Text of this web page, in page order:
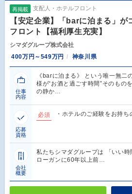
再掲載 支配人・ホテルフロント
【安定企業】「barに泊まる」が
フロント【福利厚生充実】
シマダグループ株式会社
400万円～549万円
神奈川県
仕事
内容
《barに泊まる》 という唯一無二
様が“お酒と過ごす時間”そのもの
の静か…
応募
資格
必須 ・ホテルのご経験をお持ち
会社
概要
私たちシマダグループは 「いい
ローガンに60年以上前…